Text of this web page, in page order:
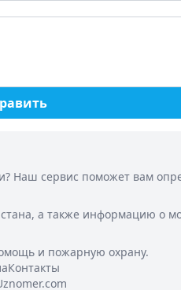
Наш сервис поможет вам
а также информацию о
и пожарную охрану.
Контакты